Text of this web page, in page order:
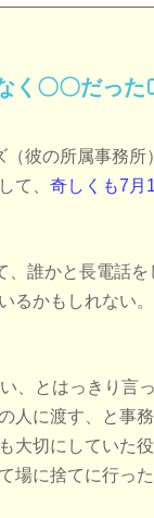
く〇〇だった
彼の所属事務
て、奇しくも7月
、誰かと長電話
るかもしれない
、とはっきり言
人に渡す、と事
大切にしていた
場に捨てに行った